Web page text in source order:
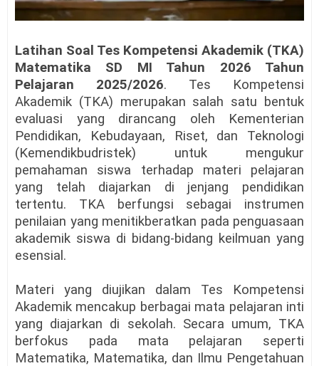
Latihan Soal Tes Kompetensi Akademik (TKA)
Matematika SD MI Tahun 2026 Tahun
Pelajaran 2025/2026. Tes Kompetensi
Akademik (TKA) merupakan salah satu bentuk
evaluasi yang dirancang oleh Kementerian
Pendidikan, Kebudayaan, Riset, dan Teknologi
(Kemendikbudristek) untuk mengukur
pemahaman siswa terhadap materi pelajaran
yang telah diajarkan di jenjang pendidikan
tertentu. TKA berfungsi sebagai instrumen
penilaian yang menitikberatkan pada penguasaan
akademik siswa di bidang-bidang keilmuan yang
esensial.
Materi yang diujikan dalam Tes Kompetensi
Akademik mencakup berbagai mata pelajaran inti
yang diajarkan di sekolah. Secara umum, TKA
berfokus pada mata pelajaran seperti
Matematika, Matematika, dan Ilmu Pengetahuan